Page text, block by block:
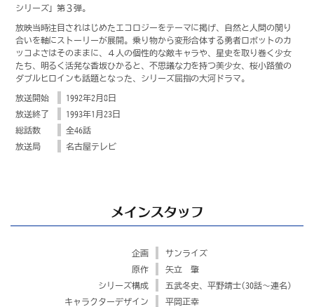
シリーズ」第３弾。
放映当時注目されはじめたエコロジーをテーマに掲げ、自然と人間の関り
合いを軸にストーリーが展開。乗り物から変形合体する勇者ロボットのカ
ッコよさはそのままに、４人の個性的な敵キャラや、星史を取り巻く少女
たち、明るく活発な香坂ひかると、不思議な力を持つ美少女、桜小路螢の
ダブルヒロインも話題となった、シリーズ屈指の大河ドラマ。
放送開始
1992年2月8日
放送終了
1993年1月23日
総話数
全46話
放送局
名古屋テレビ
メインスタッフ
企画
サンライズ
原作
矢立 肇
シリーズ構成
五武冬史、 平野靖士(30話～連名)
キャラクターデザイン
平岡正幸